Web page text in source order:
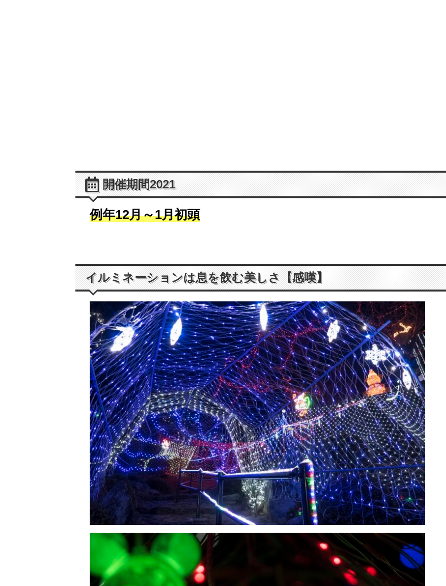
開催期間2021
例年12月～1月初頭
イルミネーションは息を飲む美しさ【感嘆】